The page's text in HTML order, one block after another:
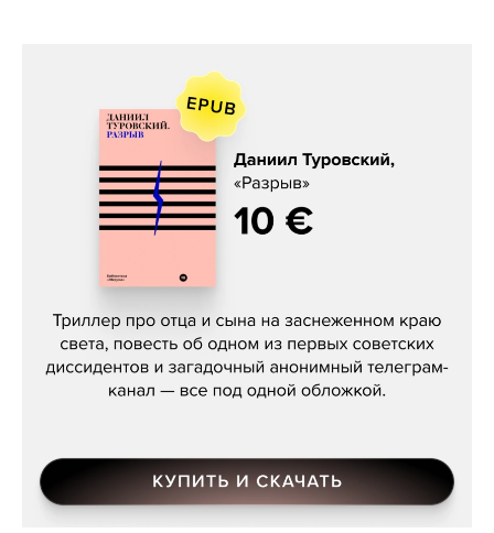
Даниил Туровский, «Разрыв»